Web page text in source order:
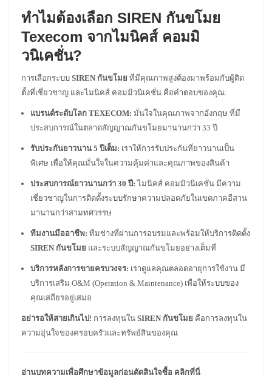
ทำไมต้องเลือก SIREN กันขโมย
Texecom จากไมนิคส์ คอมมิ
วนิเคชั่น?
การเลือกระบบ SIREN กันขโมย ที่มีคุณภาพสูงต้องมาพร้อมกับผู้ติด
ตั้งที่เชี่ยวชาญ และไมนิคส์ คอมมิวนิเคชั่น คือคำตอบของคุณ:
แบรนด์ระดับโลก TEXECOM: มั่นใจในคุณภาพจากอังกฤษ ที่มี
ประสบการณ์ในตลาดสัญญาณกันขโมยมานานกว่า 33 ปี
รับประกันยาวนาน 5 ปีเต็ม: เราให้การรับประกันที่ยาวนานเป็น
พิเศษ เพื่อให้คุณมั่นใจในความคุ้มค่าและคุณภาพของสินค้า
ประสบการณ์ยาวนานกว่า 30 ปี: ไมนิคส์ คอมมิวนิเคชั่น มีความ
เชี่ยวชาญในการติดตั้งระบบรักษาความปลอดภัยในเขตภาคอีสาน
มานานกว่าสามทศวรรษ
ทีมงานมืออาชีพ: ทีมช่างที่ผ่านการอบรมและพร้อมให้บริการติดตั้ง
SIREN กันขโมย และระบบสัญญาณกันขโมยอย่างเต็มที่
บริการหลังการขายครบวงจร: เราดูแลคุณตลอดอายุการใช้งาน มี
บริการเสริม O&M (Operation & Maintenance) เพื่อให้ระบบของ
คุณเสถียรอยู่เสมอ
อย่ารอให้สายเกินไป! การลงทุนใน SIREN กันขโมย คือการลงทุนใน
ความอุ่นใจของครอบครัวและทรัพย์สินของคุณ
อ่านบทความเพื่อศึกษาข้อมูลก่อนตัดสินใจซื้อ คลิกที่นี่